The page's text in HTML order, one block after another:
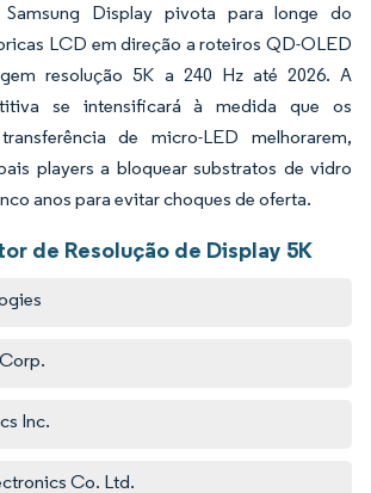
Display pivota para longe do
LCD em direção a roteiros QD-OLED
resolução 5K a 240 Hz até 2026. A
se intensificará à medida que os
de micro-LED melhorarem,
players a bloquear substratos de vidro
anos para evitar choques de oferta.
de Resolução de Display 5K
Inc.
Co. Ltd.